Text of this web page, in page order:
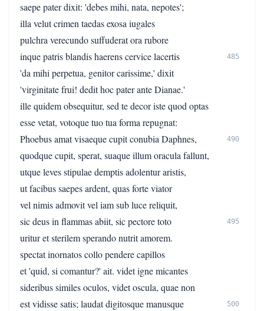
saepe pater dixit: 'debes mihi, nata, nepotes';
illa velut crimen taedas exosa iugales
pulchra verecundo suffuderat ora rubore
inque patris blandis haerens cervice lacertis
485
'da mihi perpetua, genitor carissime,' dixit
'virginitate frui! dedit hoc pater ante Dianae.'
ille quidem obsequitur, sed te decor iste quod optas
esse vetat, votoque tuo tua forma repugnat:
Phoebus amat visaeque cupit conubia Daphnes,
490
quodque cupit, sperat, suaque illum oracula fallunt,
utque leves stipulae demptis adolentur aristis,
ut facibus saepes ardent, quas forte viator
vel nimis admovit vel iam sub luce reliquit,
sic deus in flammas abiit, sic pectore toto
495
uritur et sterilem sperando nutrit amorem.
spectat inornatos collo pendere capillos
et 'quid, si comantur?' ait. videt igne micantes
sideribus similes oculos, videt oscula, quae non
est vidisse satis; laudat digitosque manusque
500